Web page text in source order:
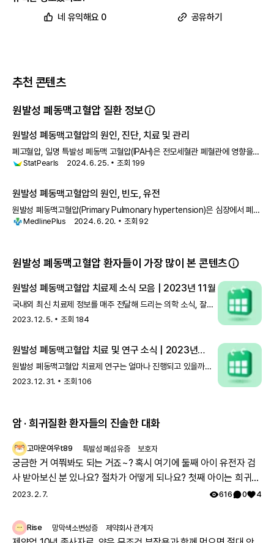
의료비 지원 가능
네 유익해요 0 공유하기
추천 콘텐츠
원발성 폐동맥고혈압 질환 정보
원발성 폐동맥고혈압의 원인, 진단, 치료 및 관리
폐고혈압, 일명 특발성 폐동맥 고혈압(IPAH)은 전모세혈관 폐혈관에 영향을
미치는 진행성 질환입니다. IPAH의 정확한 기저 위험 요인은 아직
StatPearls 2024. 6. 25. 조회 199
원발성 폐동맥고혈압의 원인, 빈도, 유전
원발성 폐동맥고혈압(Primary Pulmonary hypertension)은 심장에서 폐로
혈액을 운반하는 혈관인 폐동맥에서 비정상적으로 높은
MedlinePlus 2024. 6. 20. 조회 92
원발성 폐동맥고혈압 환자들이 가장 많이 본 콘텐츠
원발성 폐동맥고혈압 치료제 소식 모음 | 2023년 11월
국내외 최신 치료제 정보를 매주 전달해 드리는 의학 소식, 잘
보고 계신가요? 지나간 소식을 더 편하게 보실 수 있도록,
2023. 12. 5. 조회 184
원발성 폐동맥고혈압 치료 및 연구 소식 | 2023년
12월
원발성 폐동맥고혈압 치료제 연구는 얼마나 진행되고 있을까요?
12월 한 달 동안 레어노트에서 모은 소식을 한눈에 확인해
2023. 12. 31. 조회106
암 · 희귀질환 환자들의 진솔한 대화
고마운여우t89 특발성 폐섬유증 보호자
궁금한 거 여쭤봐도 되는 거죠~? 혹시 여기에 둘째 아이 유전자 검
사 받아보신 분 있나요? 절차가 어떻게 되나요? 첫째 아이는 희귀질
환 진단받았고, 당시에 애기 아빠랑 저랑 유전자 검사했는데 돌연변
걱정스러워서리.. 다들 몇주차에 무슨 검사하셨나요? 도움 좀 주심
감사하겠습니다.
2023. 2. 7. 616 0 4
Rise 망막색소변성증 제약회사 관계자